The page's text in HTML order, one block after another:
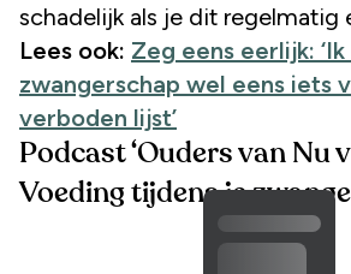
schadelijk als je dit regelmatig
Lees ook: Zeg eens eerlijk:
zwangerschap wel eens iets
verboden lijst’
Podcast ‘Ouders van Nu
Voeding tijdens je